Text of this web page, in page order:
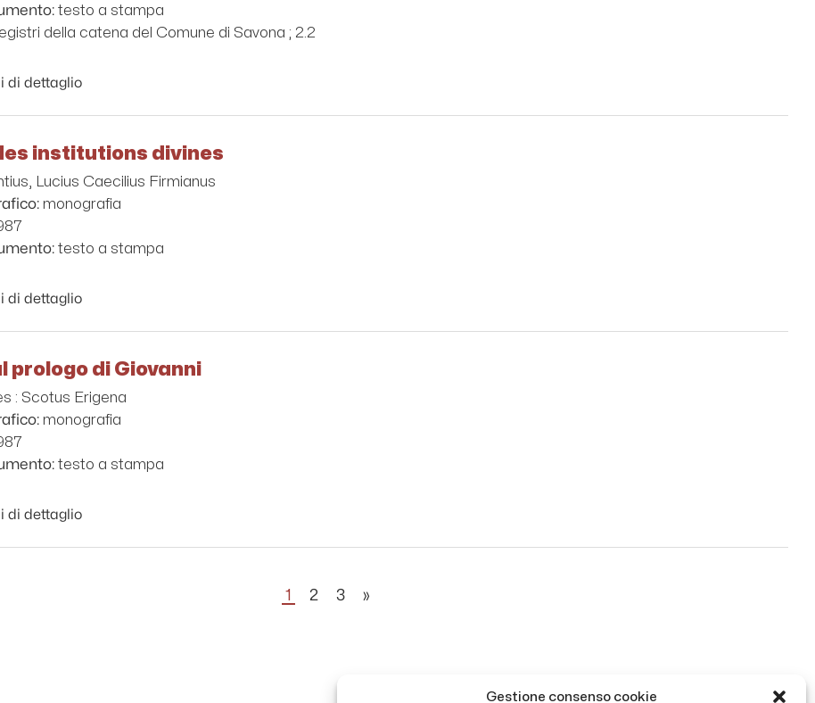
Gestione consenso cookie
testo a stampa
della catena del Comune di Savona ; 2.2
di dettaglio
institutions divines
Lucius Caecilius Firmianus
monografia
testo a stampa
di dettaglio
prologo di Giovanni
: Scotus Erigena
monografia
testo a stampa
di dettaglio
1 2 3 »